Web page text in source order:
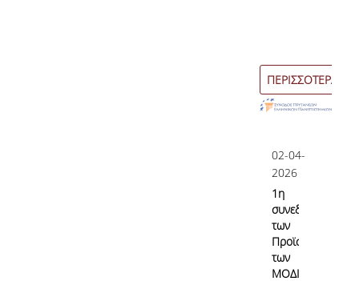
ΠΕΡΙΣΣΟΤΕΡΑ
02-04-
2026
1η
συνεδρίαση
των
Προϊσταμένων
των
ΜΟΔΙΠ